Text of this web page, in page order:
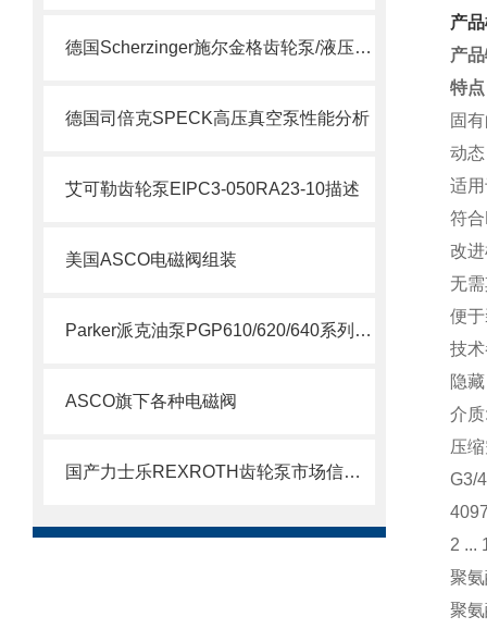
德国Scherzinger施尔金格齿轮泵/液压泵供应说明
德国司倍克SPECK高压真空泵性能分析
艾可勒齿轮泵EIPC3-050RA23-10描述
美国ASCO电磁阀组装
Parker派克油泵PGP610/620/640系列简要说明
ASCO旗下各种电磁阀
国产力士乐REXROTH齿轮泵市场信息了解
产
产
特点
固
动
适
符
改
无
便
技
隐藏
介
压
G3/
2 ...
聚
聚